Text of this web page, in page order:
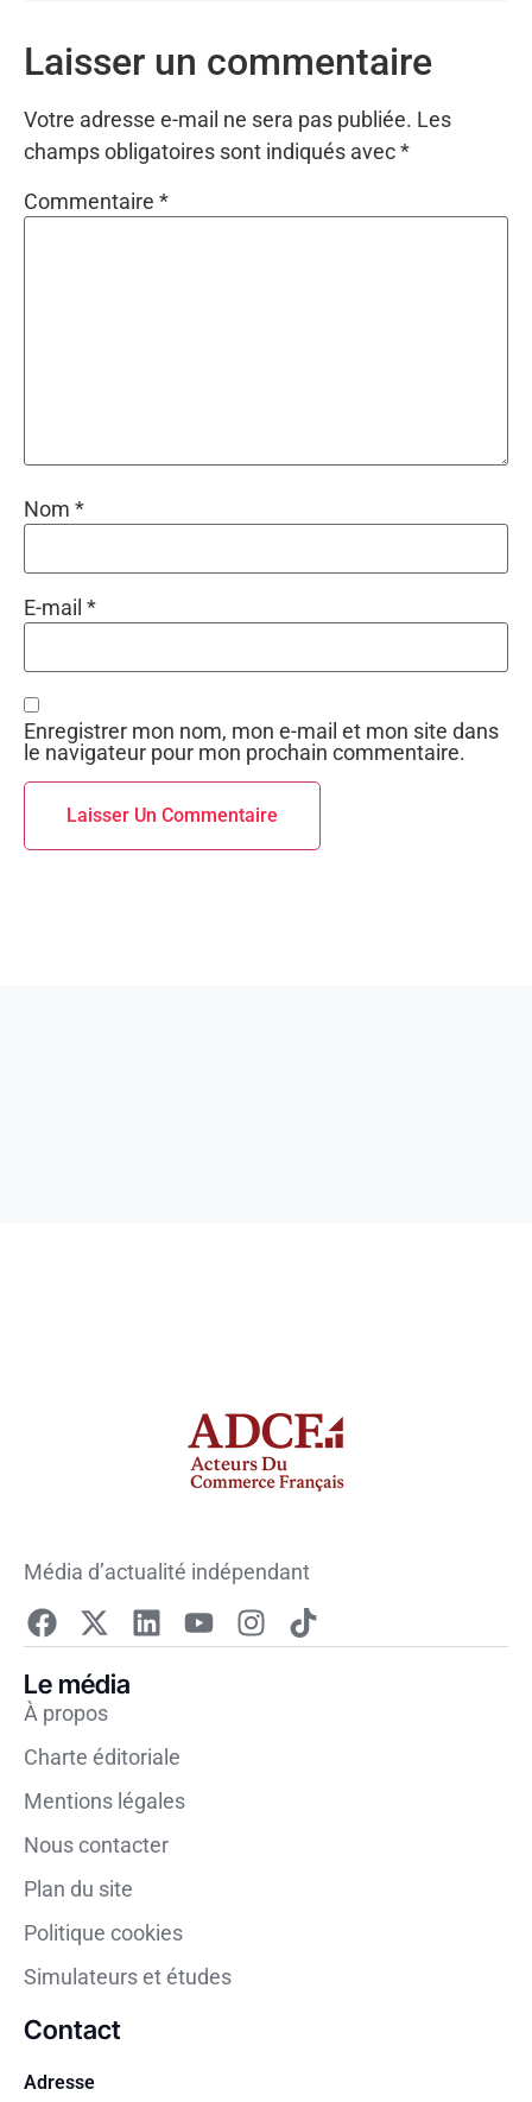
Laisser un commentaire
Votre adresse e-mail ne sera pas publiée. Les
champs obligatoires sont indiqués avec*
Commentaire *
Nom *
E-mail *
Enregistrer mon nom, mon e-mail et mon site dans
le navigateur pour mon prochain commentaire.
Média d’actualité indépendant
Le média
À propos
Charte éditoriale
Mentions légales
Nous contacter
Plan du site
Politique cookies
Simulateurs et études
Contact
Adresse